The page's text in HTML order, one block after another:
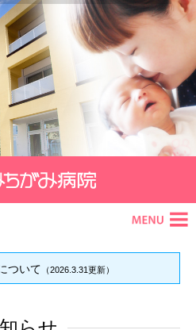
施設・サービス
ついて （2026.3.31更新）